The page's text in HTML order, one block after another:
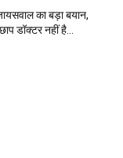
का बड़ा बयान,
डॉक्टर नहीं है…